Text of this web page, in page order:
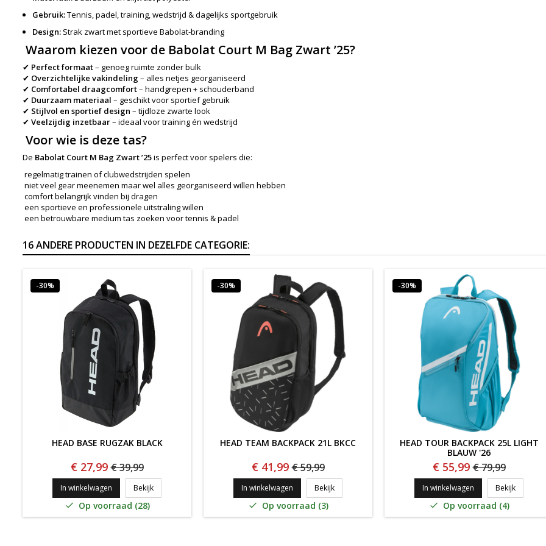
Gebruik:Tennis, padel, training, wedstrijd & dagelijks sportgebruik
Design: Strak zwart met sportieve Babolat-branding
Waarom kiezen voor de Babolat Court M Bag Zwart ’25?
✔ Perfect formaat– genoeg ruimte zonder bulk
✔ Overzichtelijke vakindeling– alles netjes georganiseerd
✔ Comfortabel draagcomfort– handgrepen + schouderband
✔ Duurzaam materiaal – geschikt voor sportief gebruik
✔ Stijlvol en sportief design – tijdloze zwarte look
✔ Veelzijdig inzetbaar– ideaal voor training én wedstrijd
Voor wie is deze tas?
De Babolat Court M Bag Zwart ’25is perfect voor spelers die:
regelmatig trainen of clubwedstrijden spelen
niet veel gear meenemen maar wel alles georganiseerd willen hebben
comfort belangrijk vinden bij dragen
een sportieve en professionele uitstraling willen
een betrouwbare medium tas zoeken voor tennis & padel
16 ANDERE PRODUCTEN IN DEZELFDE CATEGORIE:
-30%
HEAD BASE RUGZAK BLACK
€ 27,99 € 39,99
In winkelwagen BekijkHEAD Base Rugzak Black
 Op voorraad (28)
-30%
HEAD TEAM BACKPACK 21L BKCC
€ 41,99 € 59,99
In winkelwagen BekijkHEAD TEAM BACKPACK 21L BKCC
 Op voorraad (3)
-30%
HEAD TOUR BACKPACK 25L LIGHT
BLAUW '26
€ 55,99 € 79,99
In winkelwagen BekijkHEAD
 Op voorraad (4)